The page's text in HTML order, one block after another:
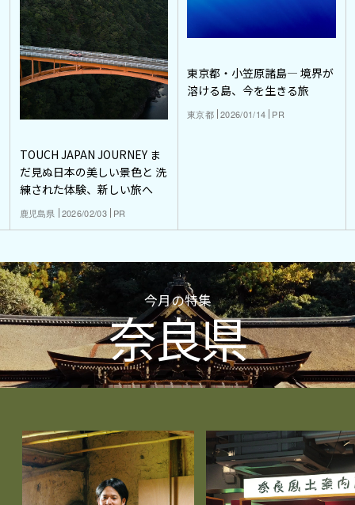
TOUCH JAPAN JOURNEY ま
だ見ぬ日本の美しい景色と 洗
練された体験、新しい旅へ
鹿児島県 2026/02/03 PR
東京都・小笠原諸島― 境界が
溶ける島、今を生きる旅
東京都 2026/01/14 PR
今月の特集
奈良県